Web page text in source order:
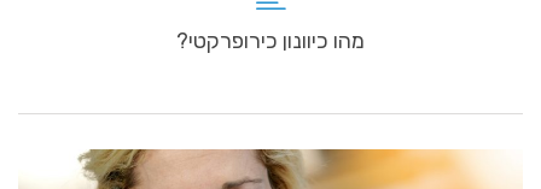
מהו כיוונון כירופרקטי?